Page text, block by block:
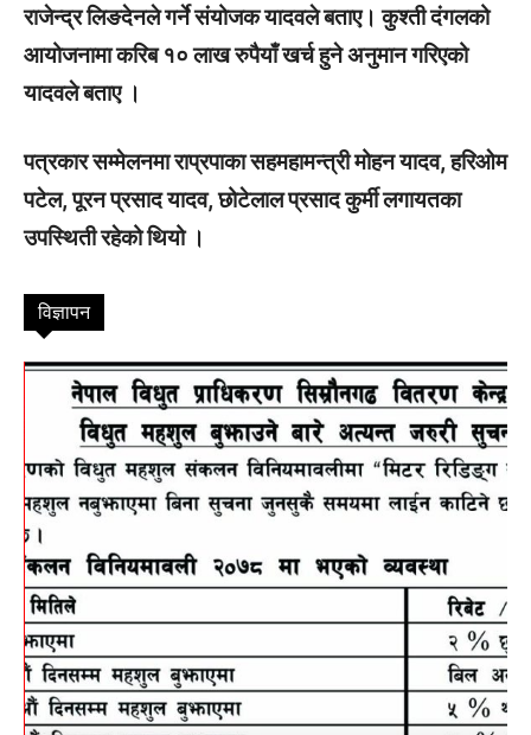
राजेन्द्र लिङदेनले गर्ने संयोजक यादवले बताए। कुश्ती दंगलको
आयोजनामा करिब १० लाख रुपैयाँ खर्च हुने अनुमान गरिएको
यादवले बताए ।
पत्रकार सम्मेलनमा राप्रपाका सहमहामन्त्री मोहन यादव, हरिओम
पटेल, पूरन प्रसाद यादव, छोटेलाल प्रसाद कुर्मी लगायतका
उपस्थिती रहेको थियो ।
विज्ञापन